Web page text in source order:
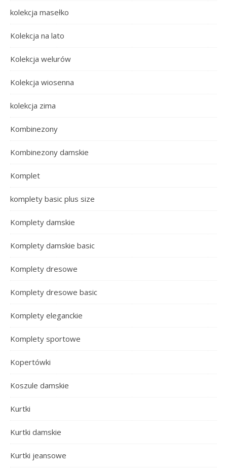
kolekcja masełko
Kolekcja na lato
Kolekcja welurów
Kolekcja wiosenna
kolekcja zima
Kombinezony
Kombinezony damskie
Komplet
komplety basic plus size
Komplety damskie
Komplety damskie basic
Komplety dresowe
Komplety dresowe basic
Komplety eleganckie
Komplety sportowe
Kopertówki
Koszule damskie
Kurtki
Kurtki damskie
Kurtki jeansowe